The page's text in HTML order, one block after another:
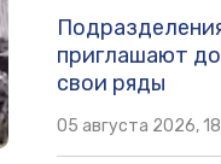
приглашают
свои ряды
05 августа 2026,